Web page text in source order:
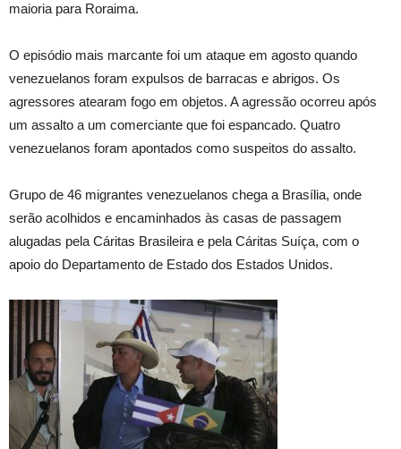
maioria para Roraima.
O episódio mais marcante foi um ataque em agosto quando
venezuelanos foram expulsos de barracas e abrigos. Os
agressores atearam fogo em objetos. A agressão ocorreu após
um assalto a um comerciante que foi espancado. Quatro
venezuelanos foram apontados como suspeitos do assalto.
Grupo de 46 migrantes venezuelanos chega a Brasília, onde
serão acolhidos e encaminhados às casas de passagem
alugadas pela Cáritas Brasileira e pela Cáritas Suíça, com o
apoio do Departamento de Estado dos Estados Unidos.